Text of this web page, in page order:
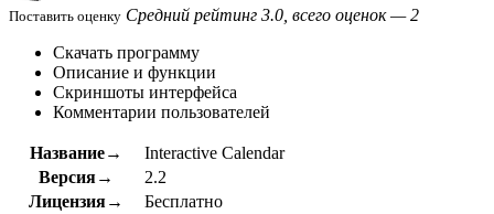
Поставить оценку Средний рейтинг 3.0, всего оценок — 2
Скачать программу
Описание и функции
Скриншоты интерфейса
Комментарии пользователей
Название→
Interactive Calendar
Версия→
2.2
Лицензия→
Бесплатно